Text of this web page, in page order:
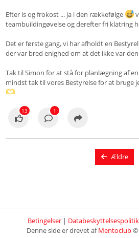
Efter is og frokost ... ja i den rækkefølge
teambuildingøvelse og derefter fri klatring
Det er første gang, vi har afholdt en
der var bred enighed om at det ikke var
Tak til Simon for at stå for planlægning af
mindst tak til vores Bestyrelse for at bruge
13 1
Ældre
Betingelser | Databeskyttelsespolitik
Denne side er drevet afMentoclub©